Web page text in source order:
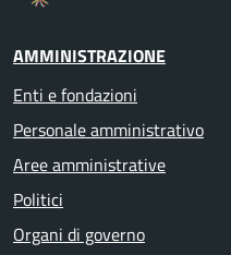
AMMINISTRAZIONE
Enti e fondazioni
Personale amministrativo
Aree amministrative
Politici
Organi di governo